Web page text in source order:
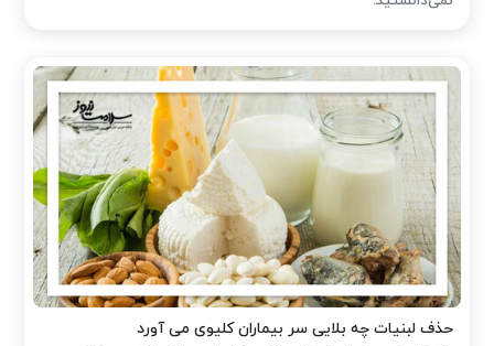
حذف لبنیات چه بلایی سر بیماران کلیوی می آورد